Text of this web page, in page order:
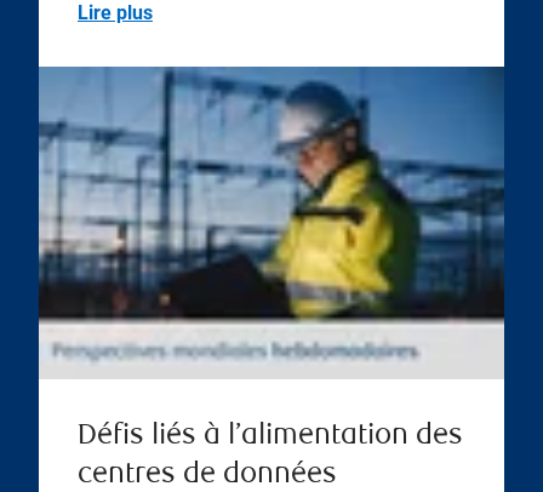
Lire plus
Défis liés à l’alimentation des
centres de données